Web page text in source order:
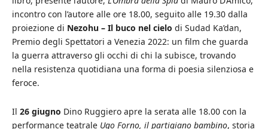
incontro con l’autore alle ore 18.00, seguito alle 19.30 dalla
proiezione di Nezohu – Il buco nel cielo di Sudad Ka’dan,
Premio degli Spettatori a Venezia 2022: un film che guarda
la guerra attraverso gli occhi di chi la subisce, trovando
nella resistenza quotidiana una forma di poesia silenziosa e
feroce.
Il 26 giugno Dino Ruggiero apre la serata alle 18.00 con la
performance teatrale Ugo Forno, il partigiano bambino, storia